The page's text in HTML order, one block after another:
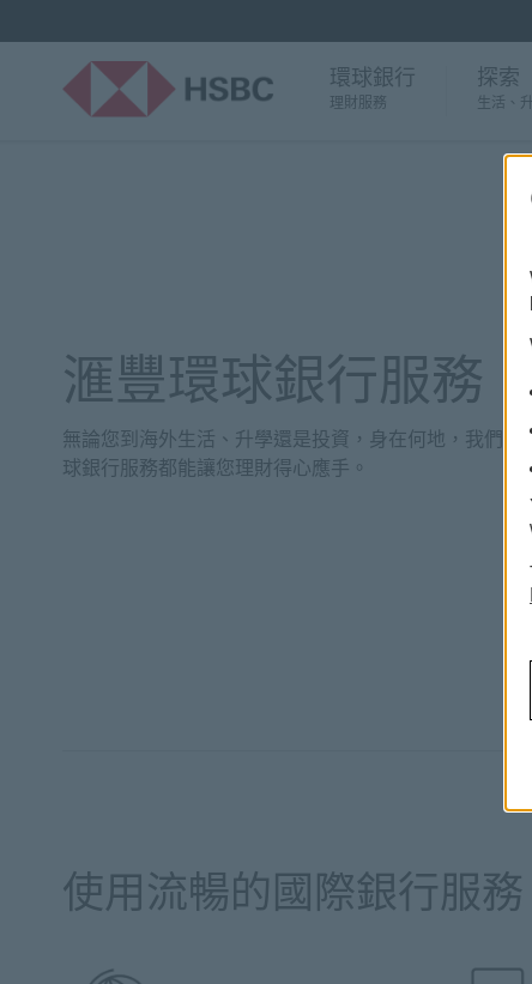
環球銀行
理財服務
探索
生活、
滙豐環球銀行服務
無論您到海外生活、升學還是投資，身在何地，我們的
球銀行服務都能讓您理財得心應手。
使用流暢的國際銀行服務